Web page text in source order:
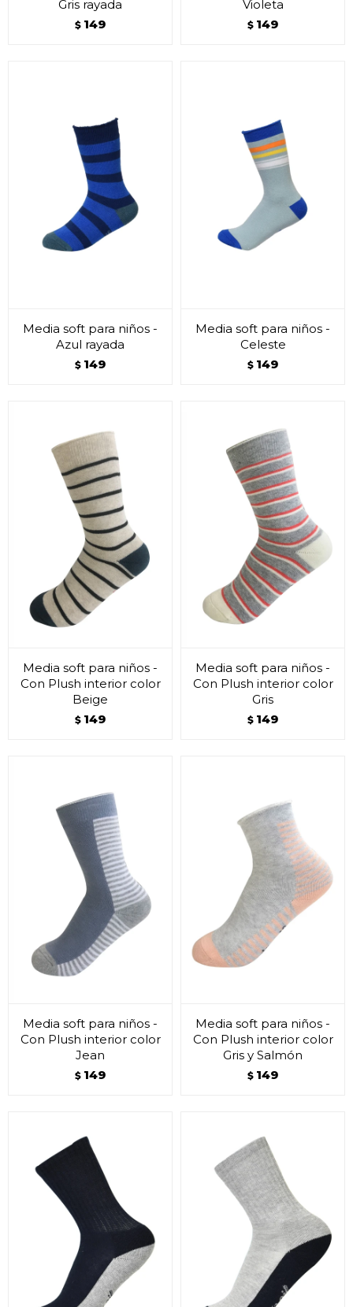
Gris rayada
$ 149
Violeta
$ 149
Media soft para niños -
Azul rayada
$ 149
Media soft para niños -
Celeste
$ 149
Media soft para niños -
Con Plush interior color
Beige
$ 149
Media soft para niños -
Con Plush interior color
Gris
$ 149
Media soft para niños -
Con Plush interior color
Jean
$ 149
Media soft para niños -
Con Plush interior color
Gris y Salmón
$ 149